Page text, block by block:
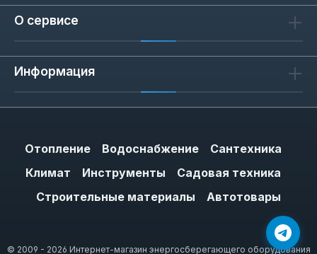
О сервисе
Информация
Отопление Водоснабжение
Сантехника
Климат
Инструменты
Садовая техника
Строительные материалы
Автотовары
© 2009 - 2026 Интернет-магазин энергосберегающего оборудования